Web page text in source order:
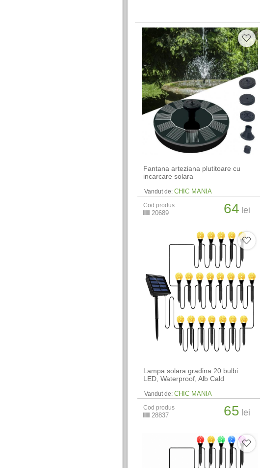
Fantana arteziana plutitoare cu
incarcare solara
Vandut de: CHIC MANIA
Cod produs
20689 64 lei
Lampa solara gradina 20 bulbi
LED, Waterproof, Alb Cald
Vandut de: CHIC MANIA
Cod produs
28837 65 lei